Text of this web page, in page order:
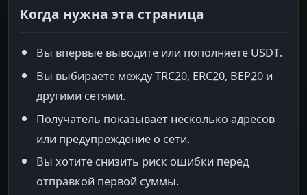
Когда нужна эта страница
Вы впервые выводите или пополняете USDT.
Вы выбираете между TRC20, ERC20, BEP20 и
другими сетями.
Получатель показывает несколько адресов
или предупреждение о сети.
Вы хотите снизить риск ошибки перед
отправкой первой суммы.